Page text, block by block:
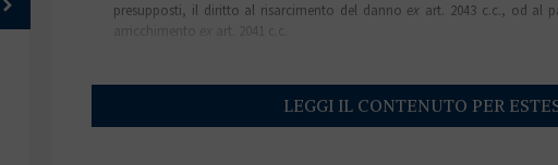
presupposti, il diritto al risarcimento del danno ex art. 2043 c.c., od al
arricchimento
art. 2041 c.c.
LEGGI IL CONTENUTO PER